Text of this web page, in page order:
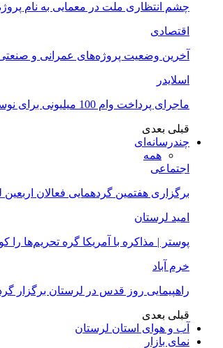
چشم انتظاری ملت در معمایی به نام پروژه ۷۱۵ واحدی مسکن ملی خرم
اقتصادی
آخرین وضعیت پروژه‌های عمرانی و صنعتی
اسلایدر
ماجرای پرداخت وام 100 میلیونی برای نوسازی تجهیزات کشاورزان لرستانی چیست؟
قبلی بعدی
چندرسانه‌ای
همه
اجتماعی
برگزاری هفتمین گردهمایی فعالان
امید لرستان
پوستر | مذاکره با آمریکا گره تحریم‌ها را
خرم آباد
راهپیمایی روز قدس در لرستان برگزار
قبلی بعدی
آب و هوای استان لرستان
نمای بازار